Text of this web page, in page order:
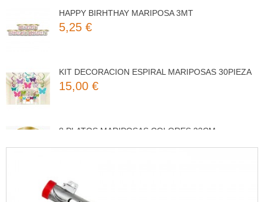
5,25 €
15,00 €